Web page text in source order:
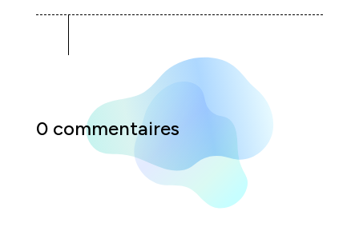
0 commentaires